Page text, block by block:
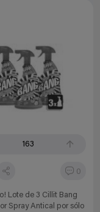
163
0
Lote de 3 Cillit Bang
Spray Antical por sólo